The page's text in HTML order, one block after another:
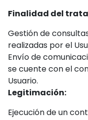
Finalidad del
Gestión de
realizadas por el
Envío de
se cuente con el
Usuario.
Legitimación:
Ejecución de un